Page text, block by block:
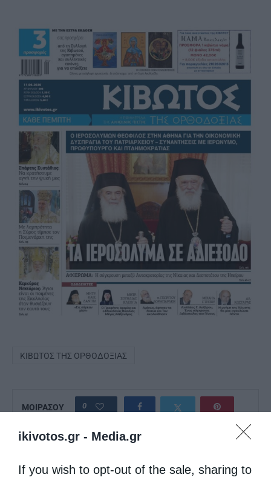
ikivotos.gr - Media.gr
If you wish to opt-out of the sale, sharing to
ΚΙΒΩΤΌΣ ΤΗΣ ΟΡΘΟΔΟΞΊΑΣ
ΜΟΙΡΑΣΟΥ 0
Προηγούμενο άρθρο
Μη λησμονείς να ευγνωμονείς το Θεό